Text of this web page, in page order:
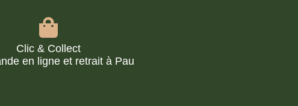
Clic & Collect
en ligne et retrait à Pau